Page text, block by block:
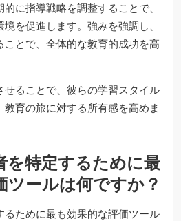
に指導戦略を調整することで、
を促進します。強みを強調し、
とで、全体的な教育的成功を高
ることで、彼らの学習スタイル
育の旅に対する所有感を高めま
を特定するために最
ツールは何ですか？
ために最も効果的な評価ツール